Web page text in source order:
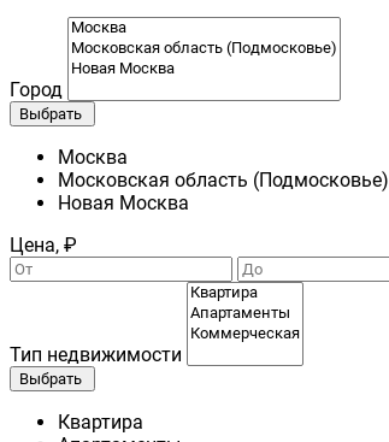
Город
Выбрать
Москва
Московская область (Подмосковье)
Новая Москва
Цена, ₽
Тип недвижимости
Выбрать
Квартира